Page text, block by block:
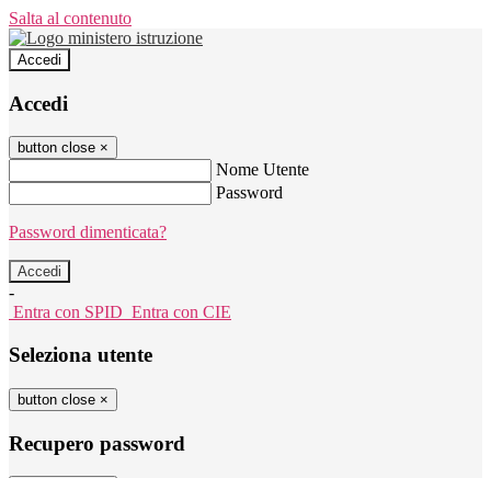
Salta al contenuto
Accedi
Accedi
button close ×
Nome Utente
Password
Password dimenticata?
-
Entra con SPID Entra con CIE
Seleziona utente
button close ×
Recupero password